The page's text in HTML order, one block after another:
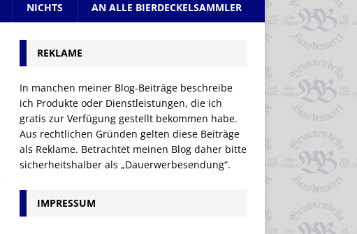
NICHTS AN ALLE BIERDECKELSAMMLER
REKLAME
In manchen meiner Blog-Beiträge beschreibe
ich Produkte oder Dienstleistungen, die ich
gratis zur Verfügung gestellt bekommen habe.
Aus rechtlichen Gründen gelten diese Beiträge
als Reklame. Betrachtet meinen Blog daher bitte
sicherheitshalber als „Dauerwerbesendung“.
IMPRESSUM